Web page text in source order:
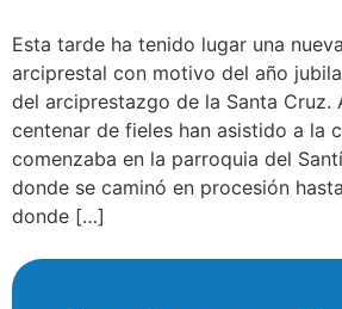
Esta tarde ha tenido lugar una
arciprestal con motivo del año
del arciprestazgo de la Santa Cruz.
centenar de fieles han asistido a la
comenzaba en la parroquia del
donde se caminó en procesión
donde […]